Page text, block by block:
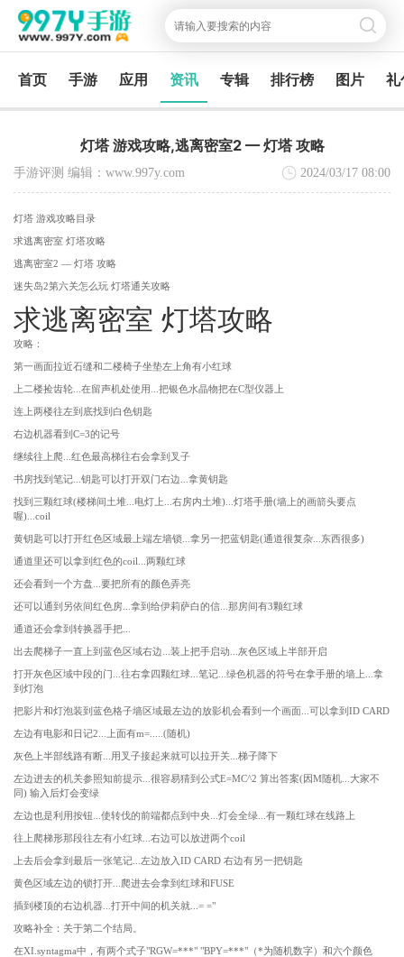
首页 手游 应用 资讯 专辑 排行榜 图片 礼
灯塔 游戏攻略,逃离密室2 — 灯塔 攻略
手游评测 编辑：www.997y.com 2024/03/17 08:00
灯塔 游戏攻略目录
求逃离密室 灯塔攻略
逃离密室2 — 灯塔 攻略
迷失岛2第六关怎么玩 灯塔通关攻略
求逃离密室 灯塔攻略
攻略：
第一画面拉近石缝和二楼椅子坐垫左上角有小红球
上二楼捡齿轮...在留声机处使用...把银色水晶物把在C型仪器上
连上两楼往左到底找到白色钥匙
右边机器看到C=3的记号
继续往上爬...红色最高梯往右会拿到叉子
书房找到笔记...钥匙可以打开双门右边...拿黄钥匙
找到三颗红球(楼梯间土堆...电灯上...右房内土堆)...灯塔手册(墙上的画箭头要点
喔)...coil
黄钥匙可以打开红色区域最上端左墙锁...拿另一把蓝钥匙(通道很复杂...东西很多)
通道里还可以拿到红色的coil...两颗红球
还会看到一个方盘...要把所有的颜色弄亮
还可以通到另依间红色房...拿到给伊莉萨白的信...那房间有3颗红球
通道还会拿到转换器手把...
出去爬梯子一直上到蓝色区域右边...装上把手启动...灰色区域上半部开启
打开灰色区域中段的门...往右拿四颗红球...笔记...绿色机器的符号在拿手册的墙上...拿
到灯泡
把影片和灯泡装到蓝色格子墙区域最左边的放影机会看到一个画面...可以拿到ID CARD
左边有电影和日记2...上面有m=.....(随机)
灰色上半部线路有断...用叉子接起来就可以拉开关...梯子降下
左边进去的机关参照知前提示...很容易猜到公式E=MC^2 算出答案(因M随机...大家不
同) 输入后灯会变绿
左边也是利用按钮...使转伐的前端都点到中央...灯会全绿...有一颗红球在线路上
往上爬梯形那段往左有小红球...右边可以放进两个coil
上去后会拿到最后一张笔记...左边放入ID CARD 右边有另一把钥匙
黄色区域左边的锁打开...爬进去会拿到红球和FUSE
插到楼顶的右边机器...打开中间的机关就...= ="
攻略补全：关于第二个结局。
在XI.syntagma中，有两个式子"RGW=***" "BPY=***"（*为随机数字）和六个颜色